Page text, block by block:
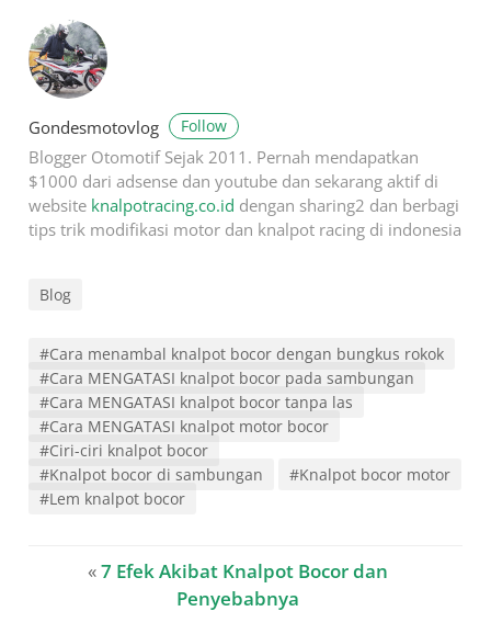
Gondesmotovlog Follow
Blogger Otomotif Sejak 2011. Pernah mendapatkan
$1000 dari adsense dan youtube dan sekarang aktif di
website knalpotracing.co.id dengan sharing2 dan berbagi
tips trik modifikasi motor dan knalpot racing di indonesia
Blog
#Cara menambal knalpot bocor dengan bungkus rokok
#Cara MENGATASI knalpot bocor pada sambungan
#Cara MENGATASI knalpot bocor tanpa las
#Cara MENGATASI knalpot motor bocor
#Ciri-ciri knalpot bocor
#Knalpot bocor di sambungan
#Knalpot bocor motor
#Lem knalpot bocor
«7 Efek Akibat Knalpot Bocor dan
Penyebabnya